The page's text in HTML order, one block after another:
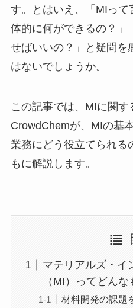
す。とはいえ、「MIっ
体的に何ができるの？」
せばいいの？」と疑問を
はないでしょうか。
この記事では、MIに関
CrowdChemが、MIの基
業務にどう役立てられる
もに解説します。
マテリアルズ・イ
（MI）ってどんな
材料開発の課題